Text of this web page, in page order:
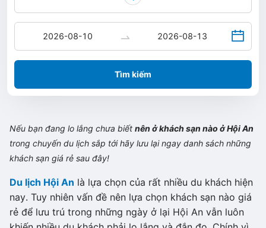
Tìm kiếm
Nếu bạn đang lo lắng chưa biết nên ở khách sạn nào ở Hội An
trong chuyến du lịch sắp tới hãy lưu lại ngay danh sách những
khách sạn giá rẻ sau đây!
Du lịch Hội An là lựa chọn của rất nhiều du khách hiện
nay. Tuy nhiên vấn đề nên lựa chọn khách sạn nào giá
rẻ để lưu trú trong những ngày ở lại Hội An vẫn luôn